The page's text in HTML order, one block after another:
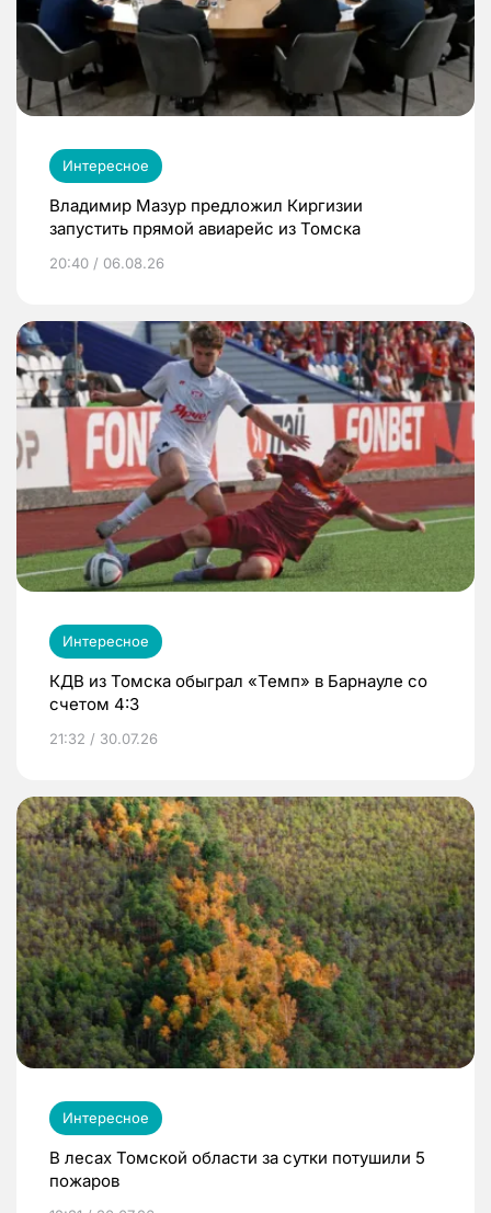
Интересное
Владимир Мазур предложил Киргизии
запустить прямой авиарейс из Томска
20:40 / 06.08.26
Интересное
КДВ из Томска обыграл «Темп» в Барнауле со
счетом 4:3
21:32 / 30.07.26
Интересное
В лесах Томской области за сутки потушили 5
пожаров